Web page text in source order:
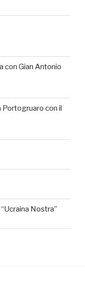
con Gian Antonio
Portogruaro con il
Nostra”